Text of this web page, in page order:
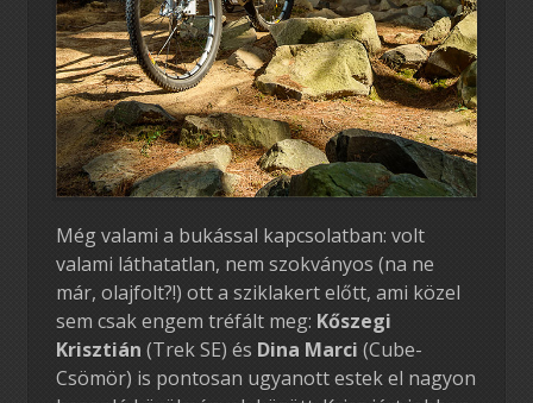
Még valami a bukással kapcsolatban: volt
valami láthatatlan, nem szokványos (na ne
már, olajfolt?!) ott a sziklakert előtt, ami közel
sem csak engem tréfált meg: Kőszegi
Krisztián (Trek SE) és Dina Marci (Cube-
Csömör) is pontosan ugyanott estek el nagyon